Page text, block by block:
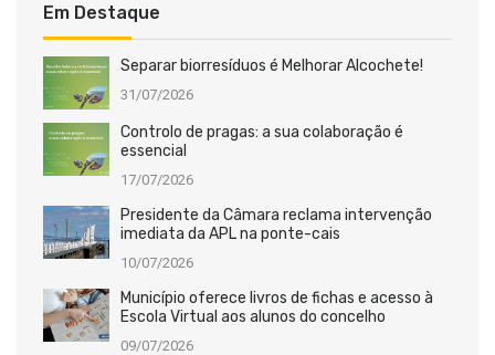
Em Destaque
Separar biorresíduos é Melhorar Alcochete!
31/07/2026
Controlo de pragas: a sua colaboração é
essencial
17/07/2026
Presidente da Câmara reclama intervenção
imediata da APL na ponte-cais
10/07/2026
Município oferece livros de fichas e acesso à
Escola Virtual aos alunos do concelho
09/07/2026